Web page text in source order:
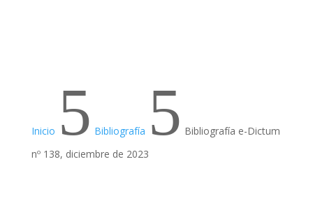
Inicio 5 Bibliografía 5 Bibliografía e-Dictum
nº 138, diciembre de 2023